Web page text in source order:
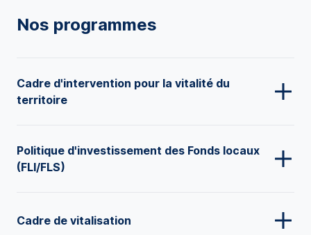
Nos programmes
Cadre d'intervention pour la vitalité du
territoire
Politique d'investissement des Fonds locaux
(FLI/FLS)
Cadre de vitalisation